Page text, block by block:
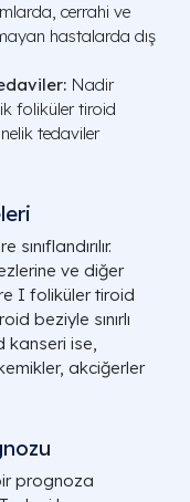
cerrahi ve
hastalarda dış
Nadir
foliküler tiroid
tedaviler
ve diğer
I foliküler tiroid
beziyle sınırlı
kanseri ise,
akciğerler
prognoza